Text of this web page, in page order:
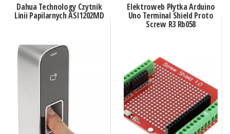
Dahua Technology Czytnik
Linii Papilarnych ASI1202MD
Elektroweb Płytka Arduino
Uno Terminal Shield Proto
Screw R3 Rb058